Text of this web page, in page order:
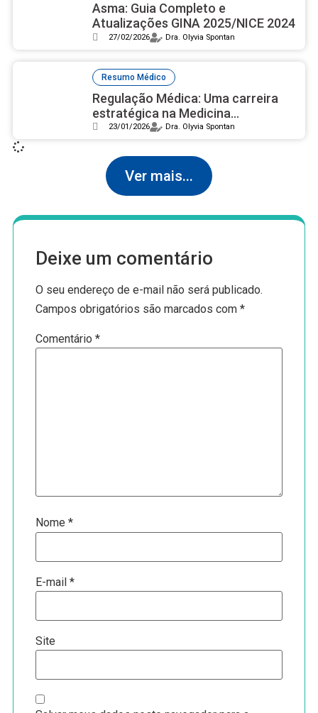
Asma: Guia Completo e
Atualizações GINA 2025/NICE 2024
27/02/2026 Dra. Olyvia Spontan
Resumo Médico
Regulação Médica: Uma carreira
estratégica na Medicina
Contemporânea
23/01/2026 Dra. Olyvia Spontan
Ver mais...
Deixe um comentário
O seu endereço de e-mail não será publicado.
Campos obrigatórios são marcados com*
Comentário*
Nome*
E-mail*
Site